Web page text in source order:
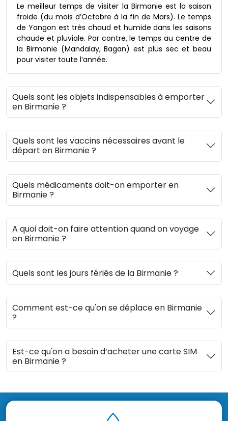
Le meilleur temps de visiter la Birmanie est la saison
froide (du mois d’Octobre à la fin de Mars). Le temps
de Yangon est très chaud et humide dans les saisons
chaude et pluviale. Par contre, le temps au centre de
la Birmanie (Mandalay, Bagan) est plus sec et beau
pour visiter toute l’année.
Quels sont les objets indispensables à emporter
en Birmanie ?
Quels sont les vaccins nécessaires avant le
départ en Birmanie ?
Quels médicaments doit-on emporter en
Birmanie ?
A quoi doit-on faire attention quand on voyage
en Birmanie ?
Quels sont les jours fériés de la Birmanie ?
Comment est-ce qu'on se déplace en Birmanie
?
Est-ce qu'on a besoin d’acheter une carte SIM
en Birmanie ?